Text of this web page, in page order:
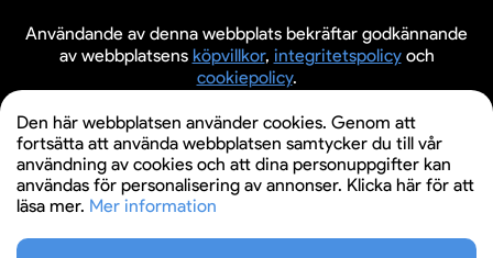
Användande av denna webbplats bekräftar godkännande
av webbplatsens köpvillkor, integritetspolicyoch
cookiepolicy.
© 2026 Evenemangsbiljetter.se
Den här webbplatsen använder cookies. Genom att
fortsätta att använda webbplatsen samtycker du till vår
användning av cookies och att dina personuppgifter kan
användas för personalisering av annonser. Klicka här för att
läsa mer. Mer information